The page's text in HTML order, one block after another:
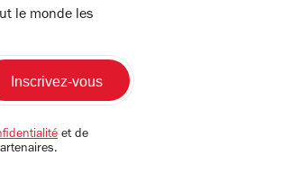
le monde les
et de